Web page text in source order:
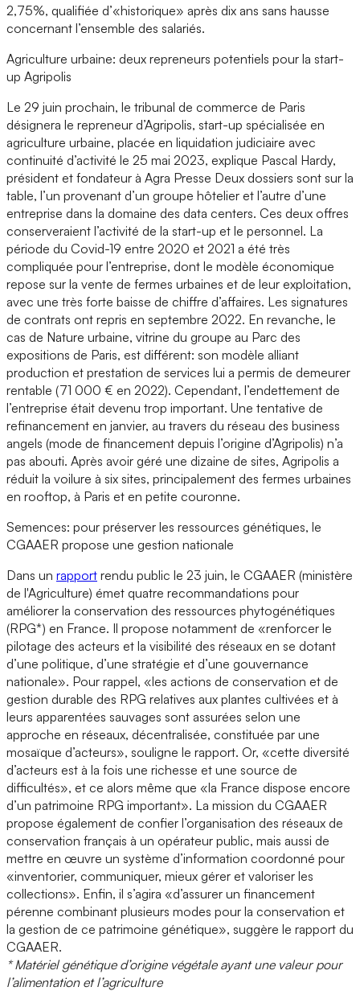
2,75%, qualifiée d’«historique» après dix ans sans hausse
concernant l’ensemble des salariés.
Agriculture urbaine: deux repreneurs potentiels pour la start-
up Agripolis
Le 29 juin prochain, le tribunal de commerce de Paris
désignera le repreneur d’Agripolis, start-up spécialisée en
agriculture urbaine, placée en liquidation judiciaire avec
continuité d’activité le 25 mai 2023, explique Pascal Hardy,
président et fondateur à Agra Presse Deux dossiers sont sur la
table, l’un provenant d’un groupe hôtelier et l’autre d’une
entreprise dans la domaine des data centers. Ces deux offres
conserveraient l’activité de la start-up et le personnel. La
période du Covid-19 entre 2020 et 2021 a été très
compliquée pour l’entreprise, dont le modèle économique
repose sur la vente de fermes urbaines et de leur exploitation,
avec une très forte baisse de chiffre d’affaires. Les signatures
de contrats ont repris en septembre 2022. En revanche, le
cas de Nature urbaine, vitrine du groupe au Parc des
expositions de Paris, est différent: son modèle alliant
production et prestation de services lui a permis de demeurer
rentable (71 000 € en 2022). Cependant, l’endettement de
l’entreprise était devenu trop important. Une tentative de
refinancement en janvier, au travers du réseau des business
angels (mode de financement depuis l’origine d’Agripolis) n’a
pas abouti. Après avoir géré une dizaine de sites, Agripolis a
réduit la voilure à six sites, principalement des fermes urbaines
en rooftop, à Paris et en petite couronne.
Semences: pour préserver les ressources génétiques, le
CGAAER propose une gestion nationale
Dans un rapport rendu public le 23 juin, le CGAAER (ministère
de l'Agriculture) émet quatre recommandations pour
améliorer la conservation des ressources phytogénétiques
(RPG*) en France. Il propose notamment de «renforcer le
pilotage des acteurs et la visibilité des réseaux en se dotant
d’une politique, d’une stratégie et d’une gouvernance
nationale». Pour rappel, «les actions de conservation et de
gestion durable des RPG relatives aux plantes cultivées et à
leurs apparentées sauvages sont assurées selon une
approche en réseaux, décentralisée, constituée par une
mosaïque d’acteurs», souligne le rapport. Or, «cette diversité
d’acteurs est à la fois une richesse et une source de
difficultés», et ce alors même que «la France dispose encore
d’un patrimoine RPG important». La mission du CGAAER
propose également de confier l’organisation des réseaux de
conservation français à un opérateur public, mais aussi de
mettre en œuvre un système d’information coordonné pour
«inventorier, communiquer, mieux gérer et valoriser les
collections». Enfin, il s’agira «d’assurer un financement
pérenne combinant plusieurs modes pour la conservation et
la gestion de ce patrimoine génétique», suggère le rapport du
CGAAER.
* Matériel génétique d’origine végétale ayant une valeur pour
l’alimentation et l’agriculture